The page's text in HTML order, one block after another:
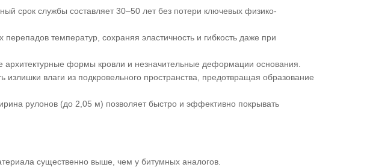
срок службы составляет 30–50 лет без потери ключевых физико-
перепадов температур, сохраняя эластичность и гибкость даже при
архитектурные формы кровли и незначительные деформации основания.
влаги из подкровельного пространства, предотвращая образование
рулонов (до 2,05 м) позволяет быстро и эффективно покрывать
существенно выше, чем у битумных аналогов.